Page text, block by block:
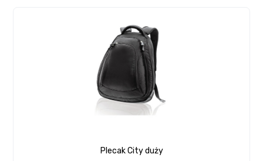
Plecak City duży